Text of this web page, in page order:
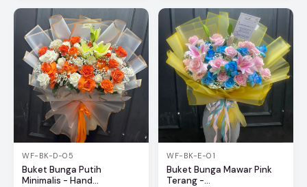
WF-BK-D-05
Buket Bunga Putih
Minimalis - Hand...
WF-BK-E-01
Buket Bunga Mawar Pink
Terang -...